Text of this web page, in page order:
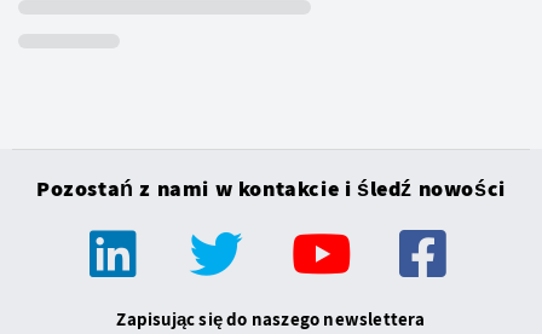
Pozostań z nami w kontakcie i śledź nowości
Zapisując się do naszego newslettera